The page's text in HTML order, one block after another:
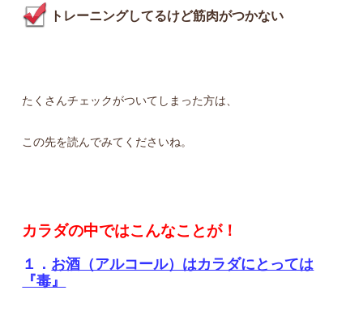
トレーニングしてるけど筋肉がつかない
たくさんチェックがついてしまった方は、
この先を読んでみてくださいね。
カラダの中ではこんなことが！
１． お酒（アルコール）はカラダにとっては
『毒』